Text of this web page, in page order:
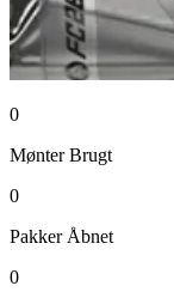
0
Mønter Brugt
0
Pakker Åbnet
0